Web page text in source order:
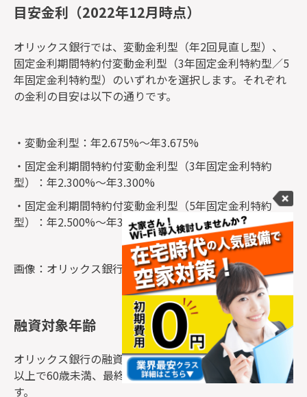
目安金利（2022年12月時点）
オリックス銀行では、変動金利型（年2回見直し型）、
固定金利期間特約付変動金利型（3年固定金利特約型／5
年固定金利特約型）のいずれかを選択します。それぞれ
の金利の目安は以下の通りです。
・変動金利型：年2.675%～年3.675%
・固定金利期間特約付変動金利型（3年固定金利特約
型）：年2.300%～年3.300%
・固定金利期間特約付変動金利型（5年固定金利特約
型）：年2.500%～年3.500%
画像：オリックス銀行『不動産投資ローン』
融資対象年齢
オリックス銀行の融資対象年齢は、借入時の年齢が20歳
以上で60歳未満、最終返済時の年齢が80歳未満となりま
す。